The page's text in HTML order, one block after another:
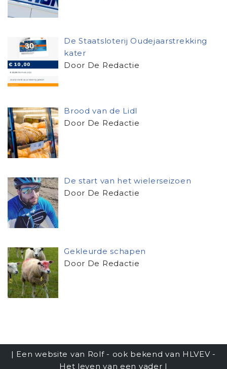
De Staatsloterij Oudejaarstrekking
kater
Door De Redactie
Brood van de Lidl
Door De Redactie
De start van het wielerseizoen
Door De Redactie
Gekleurde schapen
Door De Redactie
| Een website van Rolf - ook bekend van HLVEV -
Het leven van een vader |